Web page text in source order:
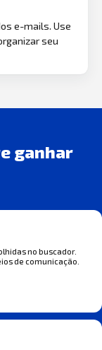
e-mails. Use
seu
ganhar
no buscador.
de comunicação.